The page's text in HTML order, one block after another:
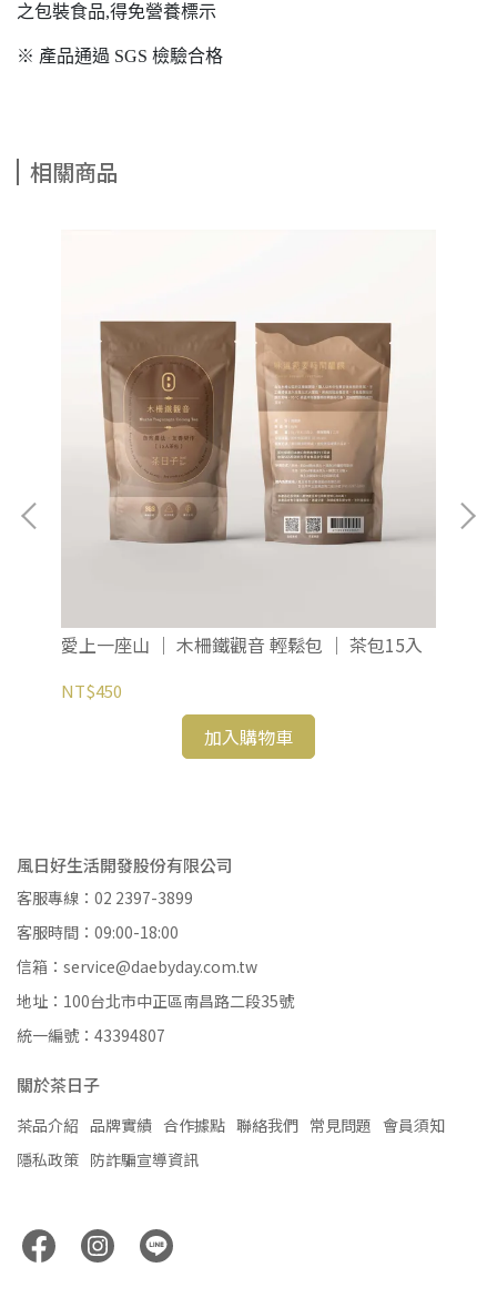
之包裝食品,得免營養標示
※ 產品通過 SGS 檢驗合格
相關商品
愛上一座山 ｜ 木柵鐵觀音 輕鬆包 ｜ 茶包15入
NT$450
加入購物車
風日好生活開發股份有限公司
客服專線：02 2397-3899
客服時間：09:00-18:00
信箱：service@daebyday.com.tw
地址：100台北市中正區南昌路二段35號
統一編號：43394807
關於茶日子
茶品介紹 品牌實績 合作據點 聯絡我們 常見問題 會員須知
隱私政策 防詐騙宣導資訊